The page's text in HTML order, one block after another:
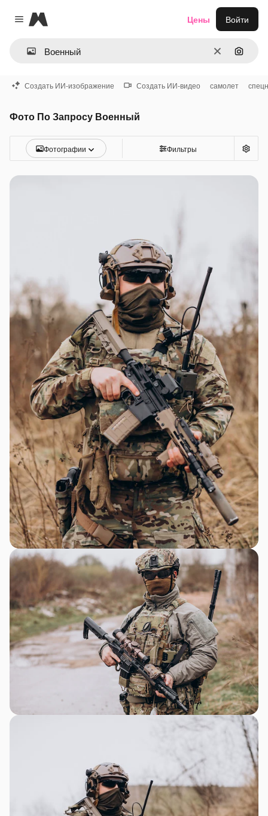
Close menu
Magnific
ОчиститьПоиск
Цены Войти
Создать ИИ-изображение Создать ИИ-видео самолет
Фото По Запросу Военный
Фотографии Фильтры